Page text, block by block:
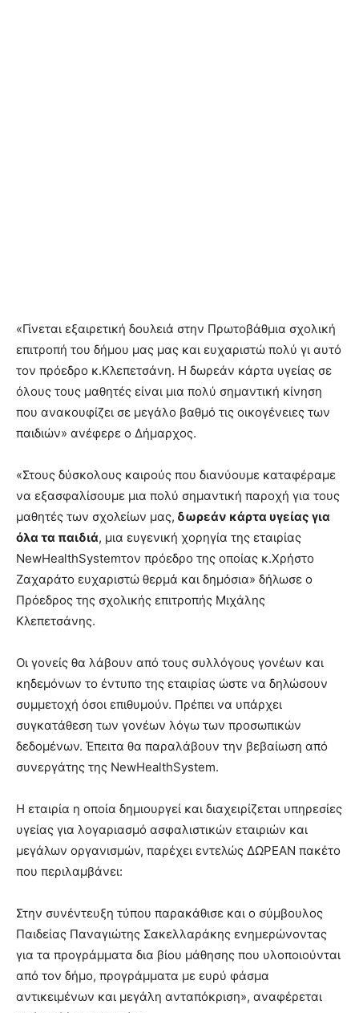
«Γίνεται εξαιρετική δουλειά στην Πρωτοβάθμια σχολική
επιτροπή του δήμου μας μας και ευχαριστώ πολύ γι αυτό
τον πρόεδρο κ.Κλεπετσάνη. Η δωρεάν κάρτα υγείας σε
όλους τους μαθητές είναι μια πολύ σημαντική κίνηση
που ανακουφίζει σε μεγάλο βαθμό τις οικογένειες των
παιδιών» ανέφερε ο Δήμαρχος.
«Στους δύσκολους καιρούς που διανύουμε καταφέραμε
να εξασφαλίσουμε μια πολύ σημαντική παροχή για τους
μαθητές των σχολείων μας, δωρεάν κάρτα υγείας για
όλα τα παιδιά, μια ευγενική χορηγία της εταιρίας
NewHealthSystemτον πρόεδρο της οποίας κ.Χρήστο
Ζαχαράτο ευχαριστώ θερμά και δημόσια» δήλωσε ο
Πρόεδρος της σχολικής επιτροπής Μιχάλης
Κλεπετσάνης.
Οι γονείς θα λάβουν από τους συλλόγους γονέων και
κηδεμόνων το έντυπο της εταιρίας ώστε να δηλώσουν
συμμετοχή όσοι επιθυμούν. Πρέπει να υπάρχει
συγκατάθεση των γονέων λόγω των προσωπικών
δεδομένων. Έπειτα θα παραλάβουν την βεβαίωση από
συνεργάτης της NewHealthSystem.
Η εταιρία η οποία δημιουργεί και διαχειρίζεται υπηρεσίες
υγείας για λογαριασμό ασφαλιστικών εταιριών και
μεγάλων οργανισμών, παρέχει εντελώς ΔΩΡΕΑΝ πακέτο
που περιλαμβάνει:
Στην συνέντευξη τύπου παρακάθισε και ο σύμβουλος
Παιδείας Παναγιώτης Σακελλαράκης ενημερώνοντας
για τα προγράμματα δια βίου μάθησης που υλοποιούνται
από τον δήμο, προγράμματα με ευρύ φάσμα
αντικειμένων και μεγάλη ανταπόκριση», αναφέρεται